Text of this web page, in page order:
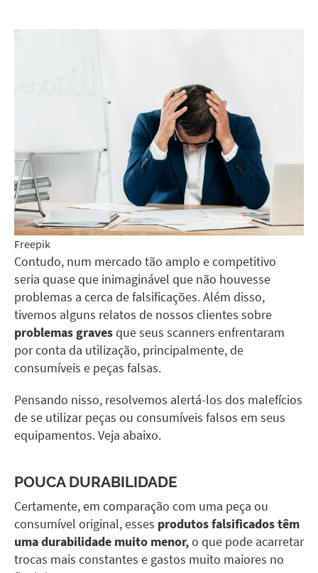
Freepik
Contudo, num mercado tão amplo e competitivo
seria quase que inimaginável que não houvesse
problemas a cerca de falsificações. Além disso,
tivemos alguns relatos de nossos clientes sobre
problemas gravesque seus scanners enfrentaram
por conta da utilização, principalmente, de
consumíveis e peças falsas.
Pensando nisso, resolvemos alertá-los dos malefícios
de se utilizar peças ou consumíveis falsos em seus
equipamentos. Veja abaixo.
POUCA DURABILIDADE
Certamente, em comparação com uma peça ou
consumível original, esses produtos falsificados têm
uma durabilidade muito menor,o que pode acarretar
trocas mais constantes e gastos muito maiores no